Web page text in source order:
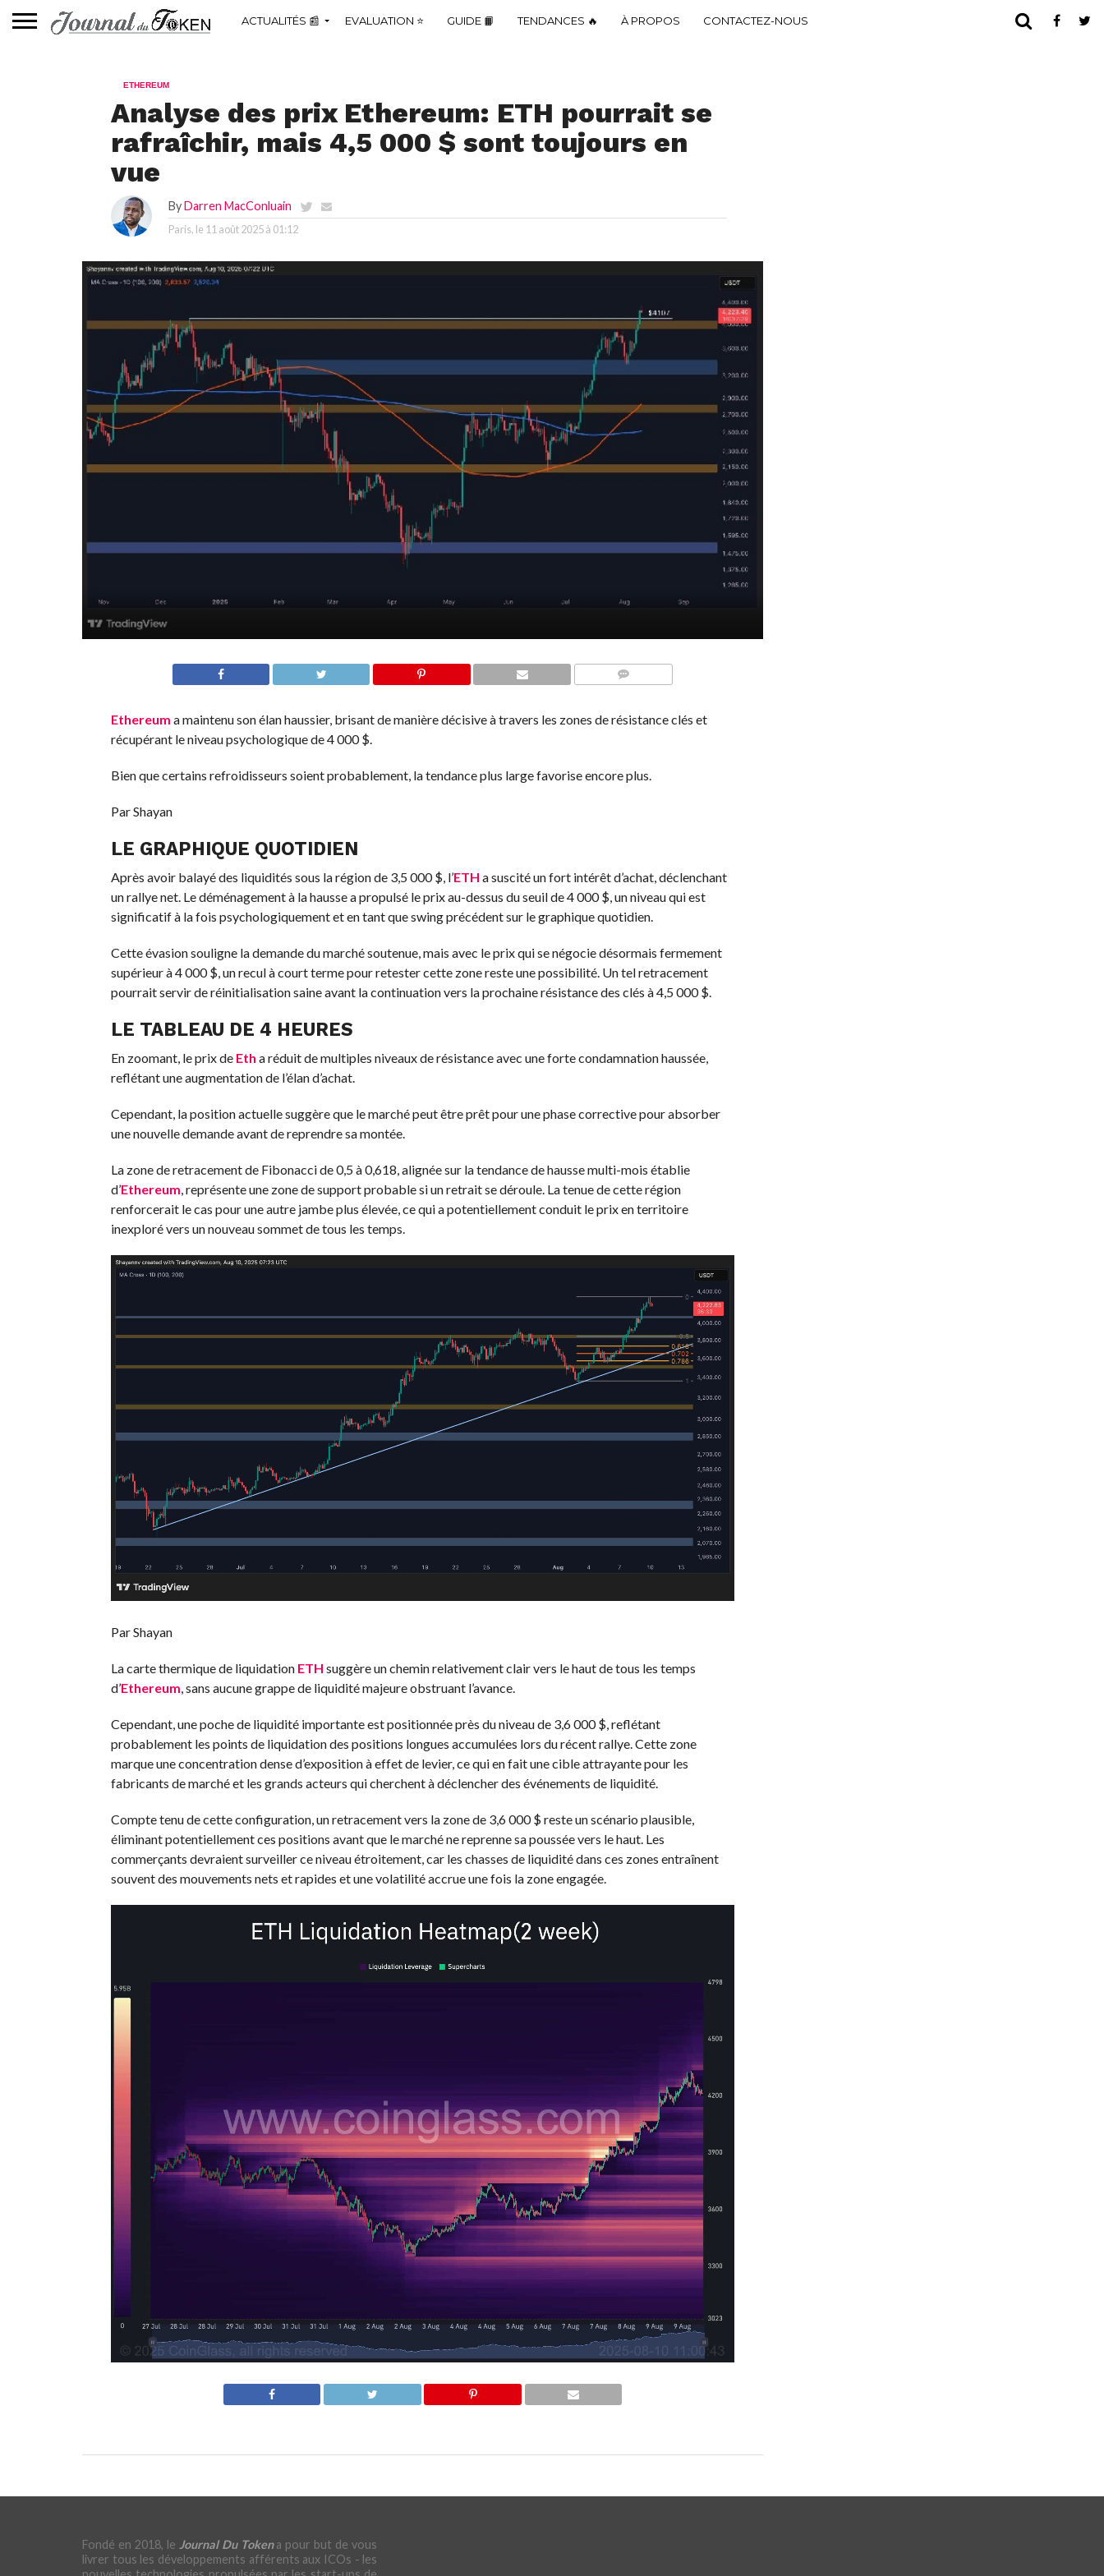
ACTUALITÉS 📰 EVALUATION ⭐ GUIDE 📙 TENDANCES 🔥 À PROPOS CONTACTEZ-NOUS
ETHEREUM
Analyse des prix Ethereum: ETH pourrait se
rafraîchir, mais 4,5 000 $ sont toujours en
vue
ByDarren MacConluain
Paris, le 11 août 2025 à 01:12
Ethereum a maintenu son élan haussier, brisant de manière décisive à travers les zones de résistance clés et
récupérant le niveau psychologique de 4 000 $.
Bien que certains refroidisseurs soient probablement, la tendance plus large favorise encore plus.
Par Shayan
LE GRAPHIQUE QUOTIDIEN
Après avoir balayé des liquidités sous la région de 3,5 000 $, l’ETH a suscité un fort intérêt d’achat, déclenchant
un rallye net. Le déménagement à la hausse a propulsé le prix au-dessus du seuil de 4 000 $, un niveau qui est
significatif à la fois psychologiquement et en tant que swing précédent sur le graphique quotidien.
Cette évasion souligne la demande du marché soutenue, mais avec le prix qui se négocie désormais fermement
supérieur à 4 000 $, un recul à court terme pour retester cette zone reste une possibilité. Un tel retracement
pourrait servir de réinitialisation saine avant la continuation vers la prochaine résistance des clés à 4,5 000 $.
LE TABLEAU DE 4 HEURES
En zoomant, le prix de Eth a réduit de multiples niveaux de résistance avec une forte condamnation haussée,
reflétant une augmentation de l’élan d’achat.
Cependant, la position actuelle suggère que le marché peut être prêt pour une phase corrective pour absorber
une nouvelle demande avant de reprendre sa montée.
La zone de retracement de Fibonacci de 0,5 à 0,618, alignée sur la tendance de hausse multi-mois établie
d’Ethereum , représente une zone de support probable si un retrait se déroule. La tenue de cette région
renforcerait le cas pour une autre jambe plus élevée, ce qui a potentiellement conduit le prix en territoire
inexploré vers un nouveau sommet de tous les temps.
Par Shayan
La carte thermique de liquidation ETH suggère un chemin relativement clair vers le haut de tous les temps
d’Ethereum, sans aucune grappe de liquidité majeure obstruant l’avance.
Cependant, une poche de liquidité importante est positionnée près du niveau de 3,6 000 $, reflétant
probablement les points de liquidation des positions longues accumulées lors du récent rallye. Cette zone
marque une concentration dense d’exposition à effet de levier, ce qui en fait une cible attrayante pour les
fabricants de marché et les grands acteurs qui cherchent à déclencher des événements de liquidité.
Compte tenu de cette configuration, un retracement vers la zone de 3,6 000 $ reste un scénario plausible,
éliminant potentiellement ces positions avant que le marché ne reprenne sa poussée vers le haut. Les
commerçants devraient surveiller ce niveau étroitement, car les chasses de liquidité dans ces zones entraînent
souvent des mouvements nets et rapides et une volatilité accrue une fois la zone engagée.
Fondé en 2018, le Journal Du Tokena pour but de vous
livrer tous les développements afférents aux ICOs - les